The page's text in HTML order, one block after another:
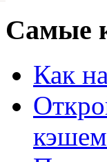
Самые
Как